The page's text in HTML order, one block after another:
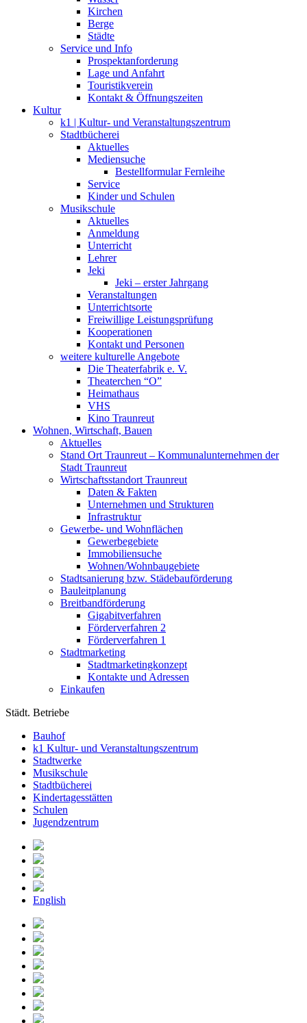
Kirchen
Berge
Städte
Service und Info
Prospektanforderung
Lage und Anfahrt
Touristikverein
Kontakt & Öffnungszeiten
Kultur
k1 | Kultur- und Veranstaltungszentrum
Stadtbücherei
Aktuelles
Mediensuche
Bestellformular Fernleihe
Service
Kinder und Schulen
Musikschule
Aktuelles
Anmeldung
Unterricht
Lehrer
Jeki
Jeki – erster Jahrgang
Veranstaltungen
Unterrichtsorte
Freiwillige Leistungsprüfung
Kooperationen
Kontakt und Personen
weitere kulturelle Angebote
Die Theaterfabrik e. V.
Theaterchen “O”
Heimathaus
VHS
Kino Traunreut
Wohnen, Wirtschaft, Bauen
Aktuelles
Stand Ort Traunreut – Kommunalunternehmen der
Stadt Traunreut
Wirtschaftsstandort Traunreut
Daten & Fakten
Unternehmen und Strukturen
Infrastruktur
Gewerbe- und Wohnflächen
Gewerbegebiete
Immobiliensuche
Wohnen/Wohnbaugebiete
Stadtsanierung bzw. Städebauförderung
Bauleitplanung
Breitbandförderung
Gigabitverfahren
Förderverfahren 2
Förderverfahren 1
Stadtmarketing
Stadtmarketingkonzept
Kontakte und Adressen
Einkaufen
Städt. Betriebe
Bauhof
k1 Kultur- und Veranstaltungszentrum
Stadtwerke
Musikschule
Stadtbücherei
Kindertagesstätten
Schulen
Jugendzentrum
English